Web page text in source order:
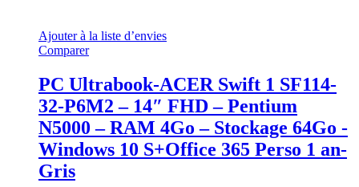
Ajouter à la liste d’envies
Comparer
PC Ultrabook-ACER Swift 1 SF114-
32-P6M2 – 14″ FHD – Pentium
N5000 – RAM 4Go – Stockage 64Go -
Windows 10 S+Office 365 Perso 1 an-
Gris